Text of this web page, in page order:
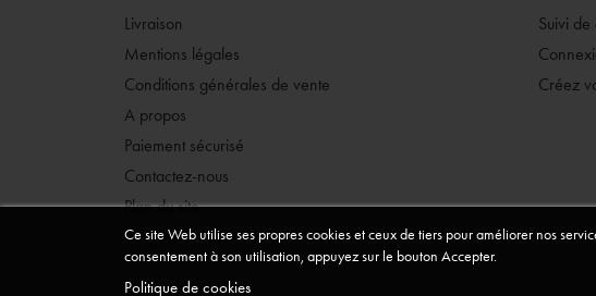
Livraison
Mentions légales
Conditions générales de vente
A propos
Paiement sécurisé
Contactez-nous
Plan du site
Magasins
Suivi
Créez
Ce site Web utilise ses propres cookies et ceux de tiers pour améliorer nos
consentement à son utilisation, appuyez sur le bouton Accepter.
Politique de cookies